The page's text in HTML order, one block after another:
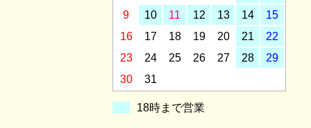
9
10 11 12 13 14
15
16
17 18 19 20 21
22
23
24 25 26 27 28
29
30
31
18時まで営業